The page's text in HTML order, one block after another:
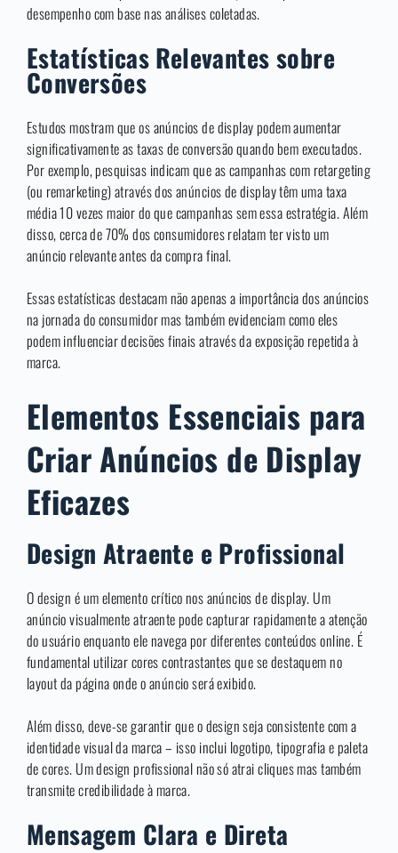
desempenho com base nas análises coletadas.
Estatísticas Relevantes sobre
Conversões
Estudos mostram que os anúncios de display podem aumentar
significativamente as taxas de conversão quando bem executados.
Por exemplo, pesquisas indicam que as campanhas com retargeting
(ou remarketing) através dos anúncios de display têm uma taxa
média 10 vezes maior do que campanhas sem essa estratégia. Além
disso, cerca de 70% dos consumidores relatam ter visto um
anúncio relevante antes da compra final.
Essas estatísticas destacam não apenas a importância dos anúncios
na jornada do consumidor mas também evidenciam como eles
podem influenciar decisões finais através da exposição repetida à
marca.
Elementos Essenciais para
Criar Anúncios de Display
Eficazes
Design Atraente e Profissional
O design é um elemento crítico nos anúncios de display. Um
anúncio visualmente atraente pode capturar rapidamente a atenção
do usuário enquanto ele navega por diferentes conteúdos online. É
fundamental utilizar cores contrastantes que se destaquem no
layout da página onde o anúncio será exibido.
Além disso, deve-se garantir que o design seja consistente com a
identidade visual da marca – isso inclui logotipo, tipografia e paleta
de cores. Um design profissional não só atrai cliques mas também
transmite credibilidade à marca.
Mensagem Clara e Direta